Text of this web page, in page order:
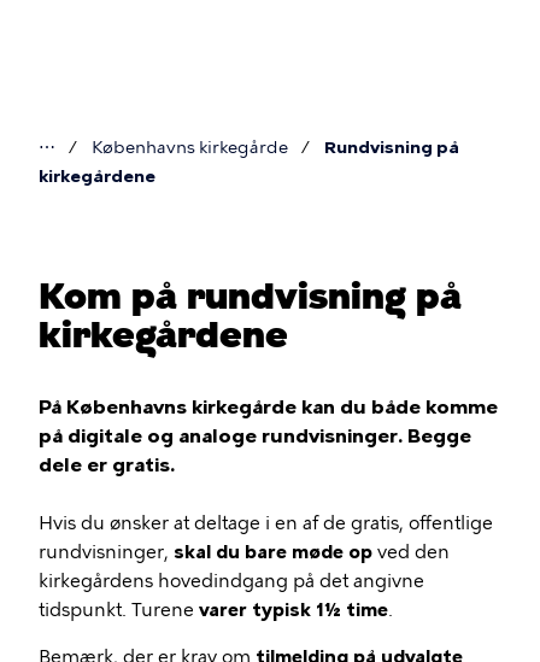
Du
⋯ Københavns kirkegårde
Rundvisning på
kirkegårdene
Kom på rundvisning på
kirkegårdene
På Københavns kirkegårde kan du både komme
på digitale og analoge rundvisninger. Begge
dele er gratis.
Hvis du ønsker at deltage i en af de gratis, offentlige
rundvisninger, skal du bare møde op ved den
kirkegårdens hovedindgang på det angivne
tidspunkt. Turene varer typisk 1½ time.
Bemærk, der er krav om tilmelding på udvalgte